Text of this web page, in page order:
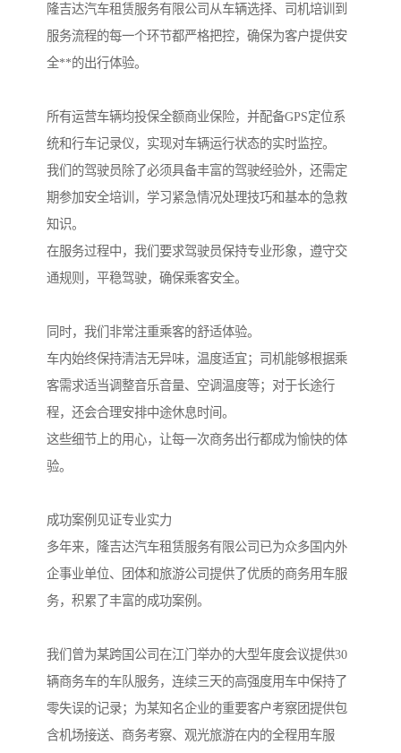
隆吉达汽车租赁服务有限公司从车辆选择、司机培训到
服务流程的每一个环节都严格把控，确保为客户提供安
全**的出行体验。
所有运营车辆均投保全额商业保险，并配备GPS定位系
统和行车记录仪，实现对车辆运行状态的实时监控。
我们的驾驶员除了必须具备丰富的驾驶经验外，还需定
期参加安全培训，学习紧急情况处理技巧和基本的急救
知识。
在服务过程中，我们要求驾驶员保持专业形象，遵守交
通规则，平稳驾驶，确保乘客安全。
同时，我们非常注重乘客的舒适体验。
车内始终保持清洁无异味，温度适宜；司机能够根据乘
客需求适当调整音乐音量、空调温度等；对于长途行
程，还会合理安排中途休息时间。
这些细节上的用心，让每一次商务出行都成为愉快的体
验。
成功案例见证专业实力
多年来，隆吉达汽车租赁服务有限公司已为众多国内外
企事业单位、团体和旅游公司提供了优质的商务用车服
务，积累了丰富的成功案例。
我们曾为某跨国公司在江门举办的大型年度会议提供30
辆商务车的车队服务，连续三天的高强度用车中保持了
零失误的记录；为某知名企业的重要客户考察团提供包
含机场接送、商务考察、观光旅游在内的全程用车服